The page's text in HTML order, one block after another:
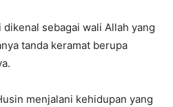
sebagai wali Allah yang
tanda keramat berupa
menjalani kehidupan yang